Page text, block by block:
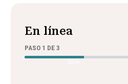
En línea
PASO 1 DE 3